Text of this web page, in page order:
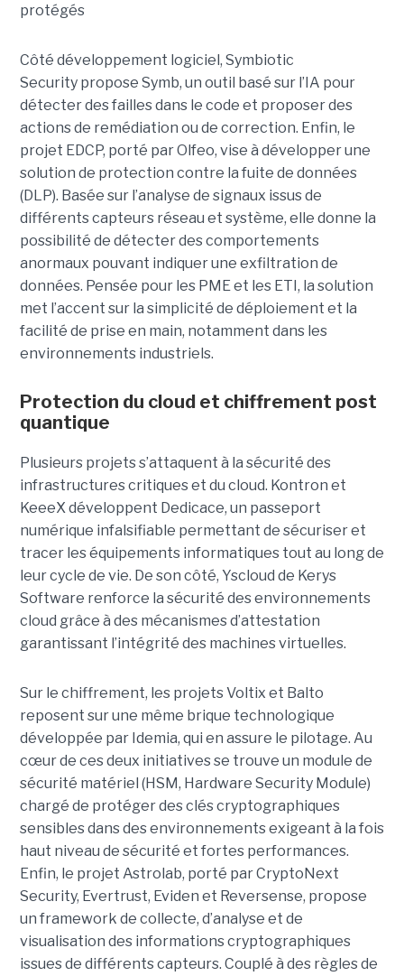
protégés
Côté développement logiciel, Symbiotic
Security propose Symb, un outil basé sur l’IA pour
détecter des failles dans le code et proposer des
actions de remédiation ou de correction. Enfin, le
projet EDCP, porté par Olfeo, vise à développer une
solution de protection contre la fuite de données
(DLP). Basée sur l’analyse de signaux issus de
différents capteurs réseau et système, elle donne la
possibilité de détecter des comportements
anormaux pouvant indiquer une exfiltration de
données. Pensée pour les PME et les ETI, la solution
met l’accent sur la simplicité de déploiement et la
facilité de prise en main, notamment dans les
environnements industriels.
Protection du cloud et chiffrement post
quantique
Plusieurs projets s’attaquent à la sécurité des
infrastructures critiques et du cloud. Kontron et
KeeeX développent Dedicace, un passeport
numérique infalsifiable permettant de sécuriser et
tracer les équipements informatiques tout au long de
leur cycle de vie. De son côté, Yscloud de Kerys
Software renforce la sécurité des environnements
cloud grâce à des mécanismes d’attestation
garantissant l’intégrité des machines virtuelles.
Sur le chiffrement, les projets Voltix et Balto
reposent sur une même brique technologique
développée par Idemia, qui en assure le pilotage. Au
cœur de ces deux initiatives se trouve un module de
sécurité matériel (HSM, Hardware Security Module)
chargé de protéger des clés cryptographiques
sensibles dans des environnements exigeant à la fois
haut niveau de sécurité et fortes performances.
Enfin, le projet Astrolab, porté par CryptoNext
Security, Evertrust, Eviden et Reversense, propose
un framework de collecte, d’analyse et de
visualisation des informations cryptographiques
issues de différents capteurs. Couplé à des règles de